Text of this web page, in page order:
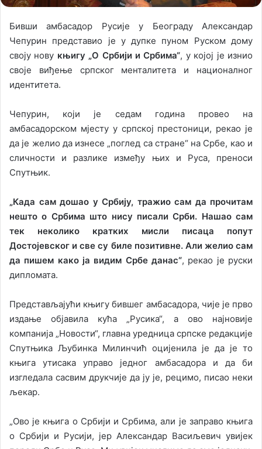
Бивши амбасадор Русије у Београду Александар
Чепурин представио је у дупке пуном Руском дому
своју нову књигу „О Србији и Србима“, у којој је изнио
своје виђење српског менталитета и националног
идентитета.
Чепурин, који је седам година провео на
амбасадорском мјесту у српској престоници, рекао је
да је желио да изнесе „поглед са стране“ на Србе, као и
сличности и разлике између њих и Руса, преноси
Спутњик.
„Када сам дошао у Србију, тражио сам да прочитам
нешто о Србима што нису писали Срби. Нашао сам
тек неколико кратких мисли писаца попут
Достојевског и све су биле позитивне. Али желио сам
да пишем како ја видим Србе данас“, рекао је руски
дипломата.
Представљајући књигу бившег амбасадора, чије је прво
издање објавила кућа „Русика“, а ово најновије
компанија „Новости“, главна уредница српске редакције
Спутњика Љубинка Милинчић оцијенила је да је то
књига утисака управо једног амбасадора и да би
изгледала сасвим друкчије да ју је, рецимо, писао неки
љекар.
„Ово је књига о Србији и Србима, али је заправо књига
о Србији и Русији, јер Александар Васиљевич увијек